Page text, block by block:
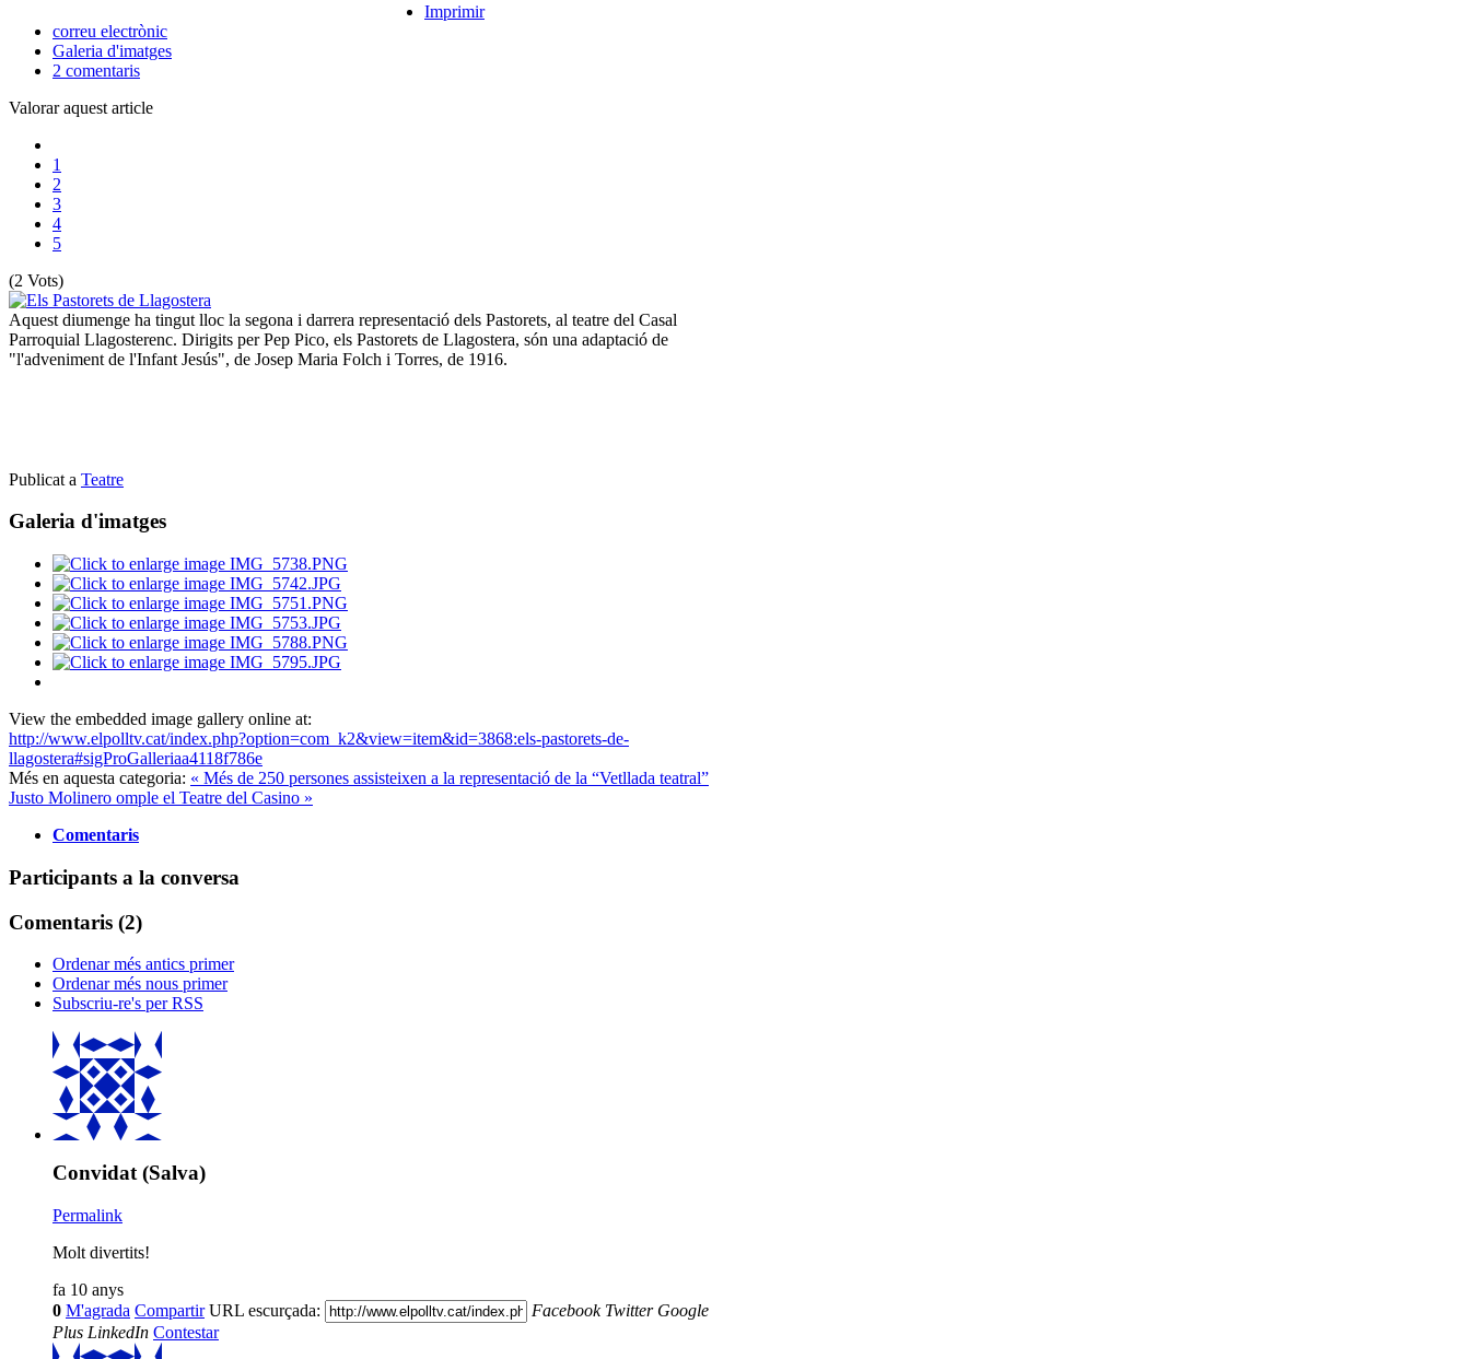
Imprimir
correu electrònic
Galeria d'imatges
2 comentaris
Valorar aquest article
1
2
3
4
5
(2 Vots)
Aquest diumenge ha tingut lloc la segona i darrera representació dels Pastorets, al teatre del Casal
Parroquial Llagosterenc. Dirigits per Pep Pico, els Pastorets de Llagostera, són una adaptació de
"l'adveniment de l'Infant Jesús", de Josep Maria Folch i Torres, de 1916.
Publicat a Teatre
Galeria d'imatges
View the embedded image gallery online at:
http://www.elpolltv.cat/index.php?option=com_k2&view=item&id=3868:els-pastorets-de-
llagostera#sigProGalleriaa4118f786e
Més en aquesta categoria: « Més de 250 persones assisteixen a la representació de la “Vetllada teatral”
Justo Molinero omple el Teatre del Casino »
Comentaris
Participants a la conversa
Comentaris (2)
Ordenar més antics primer
Ordenar més nous primer
Subscriu-re's per RSS
Convidat (Salva)
Permalink
Molt divertits!
fa 10 anys
0 M'agrada Compartir URL escurçada: Facebook Twitter Google
Plus LinkedIn Contestar